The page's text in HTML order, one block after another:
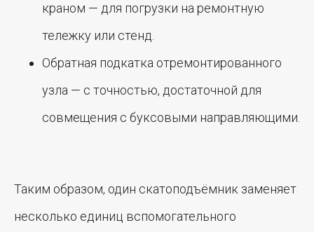
краном — для погрузки на ремонтную
тележку или стенд.
Обратная подкатка отремонтированного
узла — с точностью, достаточной для
совмещения с буксовыми направляющими.
Таким образом, один скатоподъёмник заменяет
несколько единиц вспомогательного